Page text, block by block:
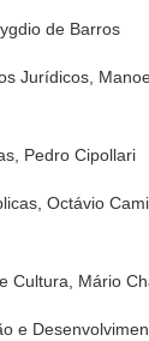
de Barros
Jurídicos,
Pedro Cipollari
Octávio
Cultura, Mário
e